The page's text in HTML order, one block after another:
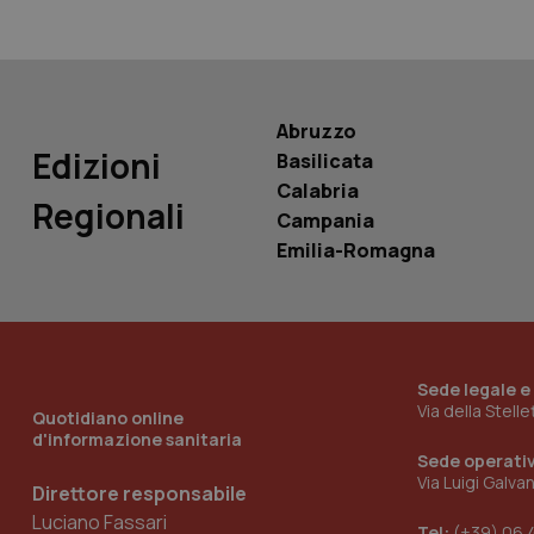
Edizioni
Regionali
Abruzzo
Basilicata
Calabria
Campania
Emilia-Romagna
Quotidiano online
d'informazione sanitaria
Direttore responsabile
Luciano Fassari
Sede legale
Via della
Sede
Via Luigi
__Secure-YNID